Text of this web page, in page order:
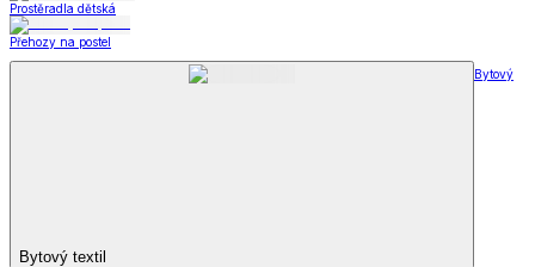
Prostěradla dětská
Přehozy na postel
Bytový textil
Bytový